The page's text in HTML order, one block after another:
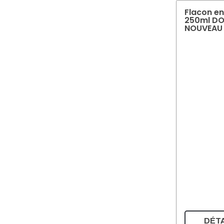
Flacon
250ml
NOUVEAU